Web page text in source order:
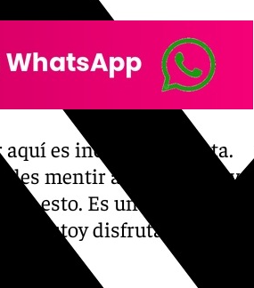
es increíble. Se nota.
mentir a la gente. Se ve
esto. Es un espectáculo
Estoy disfrutando de